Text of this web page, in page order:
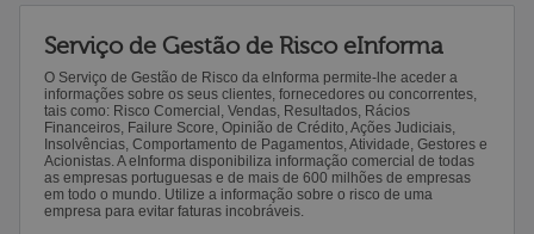
Serviço de Gestão de Risco eInforma
O Serviço de Gestão de Risco da eInforma permite-lhe aceder a
informações sobre os seus clientes, fornecedores ou concorrentes,
tais como: Risco Comercial, Vendas, Resultados, Rácios
Financeiros, Failure Score, Opinião de Crédito, Ações Judiciais,
Insolvências, Comportamento de Pagamentos, Atividade, Gestores e
Acionistas. A eInforma disponibiliza informação comercial de todas
as empresas portuguesas e de mais de 600 milhões de empresas
em todo o mundo. Utilize a informação sobre o risco de uma
empresa para evitar faturas incobráveis.